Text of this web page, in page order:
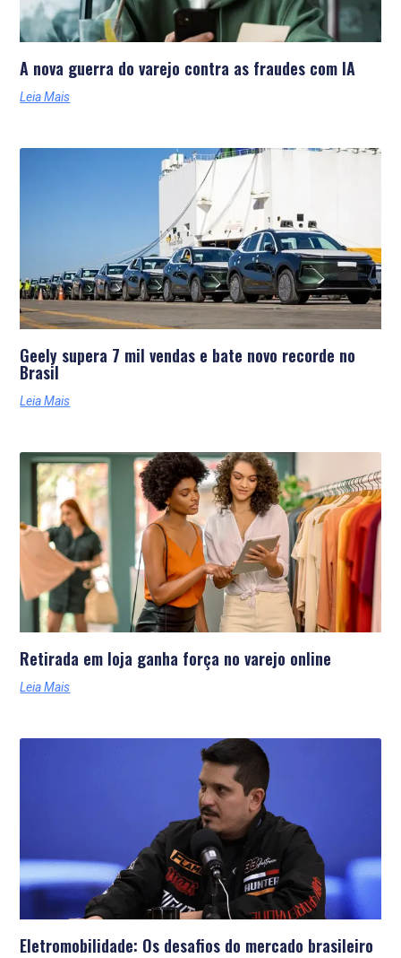
A nova guerra do varejo contra as fraudes com IA
Leia Mais
Geely supera 7 mil vendas e bate novo recorde no
Brasil
Leia Mais
Retirada em loja ganha força no varejo online
Leia Mais
Eletromobilidade: Os desafios do mercado brasileiro